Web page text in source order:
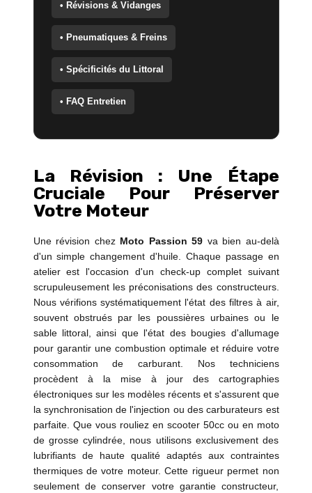
• Révisions & Vidanges
• Pneumatiques & Freins
• Spécificités du Littoral
• FAQ Entretien
La Révision : Une Étape
Cruciale Pour Préserver
Votre Moteur
Une révision chez Moto Passion 59 va bien au-delà
d'un simple changement d'huile. Chaque passage en
atelier est l'occasion d'un check-up complet suivant
scrupuleusement les préconisations des constructeurs.
Nous vérifions systématiquement l'état des filtres à air,
souvent obstrués par les poussières urbaines ou le
sable littoral, ainsi que l'état des bougies d'allumage
pour garantir une combustion optimale et réduire votre
consommation de carburant. Nos techniciens
procèdent à la mise à jour des cartographies
électroniques sur les modèles récents et s'assurent que
la synchronisation de l'injection ou des carburateurs est
parfaite. Que vous rouliez en scooter 50cc ou en moto
de grosse cylindrée, nous utilisons exclusivement des
lubrifiants de haute qualité adaptés aux contraintes
thermiques de votre moteur. Cette rigueur permet non
seulement de conserver votre garantie constructeur,